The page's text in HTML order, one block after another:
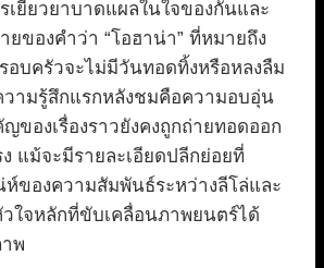
เยียวยาบาดแผลในใจของกันและ
ของคำว่า “โอฮาน่า” ที่หมายถึง
อบครัวจะไม่มีวันทอดทิ้งหรือหลงลืม
วามรู้สึกแรกหลังชมคือความอบอุ่น
ของเรื่องราวยังคงถูกถ่ายทอดออก
แม้จะมีรายละเอียดปลีกย่อยที่
ห์ของความสัมพันธ์ระหว่างลีโล่และ
ใจหลักที่ขับเคลื่อนภาพยนตร์ได้
พ